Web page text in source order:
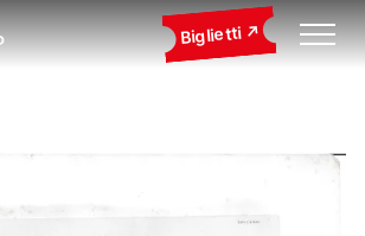
Biglietti